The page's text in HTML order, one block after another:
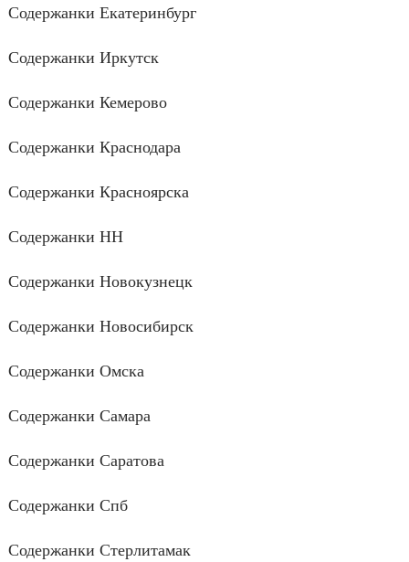
Содержанки Екатеринбург
Содержанки Иркутск
Содержанки Кемерово
Содержанки Краснодара
Содержанки Красноярска
Содержанки НН
Содержанки Новокузнецк
Содержанки Новосибирск
Содержанки Омска
Содержанки Самара
Содержанки Саратова
Содержанки Спб
Содержанки Стерлитамак